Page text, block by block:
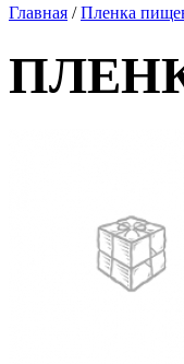
Главная /Пленка